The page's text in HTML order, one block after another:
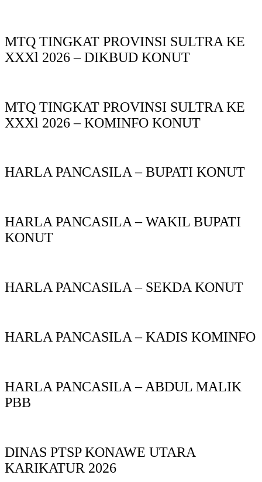
MTQ TINGKAT PROVINSI SULTRA KE
XXXl 2026 – DIKBUD KONUT
MTQ TINGKAT PROVINSI SULTRA KE
XXXl 2026 – KOMINFO KONUT
HARLA PANCASILA – BUPATI KONUT
HARLA PANCASILA – WAKIL BUPATI
KONUT
HARLA PANCASILA – SEKDA KONUT
HARLA PANCASILA – KADIS KOMINFO
HARLA PANCASILA – ABDUL MALIK
PBB
DINAS PTSP KONAWE UTARA
KARIKATUR 2026